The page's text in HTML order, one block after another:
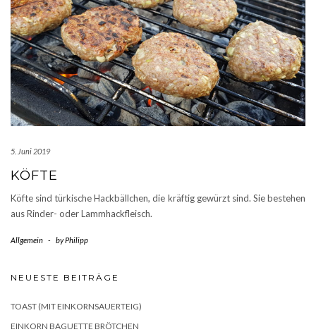
5. Juni 2019
KÖFTE
Köfte sind türkische Hackbällchen, die kräftig gewürzt sind. Sie bestehen
aus Rinder- oder Lammhackfleisch.
Allgemein - byPhilipp
NEUESTE BEITRÄGE
TOAST (MIT EINKORNSAUERTEIG)
EINKORN BAGUETTE BRÖTCHEN